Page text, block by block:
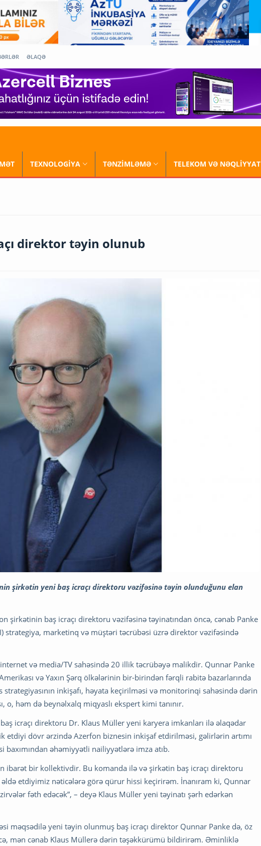
ƏLAQƏ
TEXNOLOGİYA TƏNZİMLƏMƏ TELEKOM VƏ NƏQLİYYAT
direktor təyin olunub
şirkətin yeni baş icraçı direktoru vəzifəsinə təyin olunduğunu elan
şirkətinin baş icraçı direktoru vəzifəsinə təyinatından öncə, cənab Panke
strategiya, marketinq və müştəri təcrübəsi üzrə direktor vəzifəsində
və media/TV sahəsində 20 illik təcrübəyə malikdir. Qunnar Panke
və Yaxın Şərq ölkələrinin bir-birindən fərqli rabitə bazarlarında
strategiyasının inkişafı, həyata keçirilməsi və monitorinqi sahəsində dərin
o, həm də beynəlxalq miqyaslı ekspert kimi tanınır.
icraçı direktoru Dr. Klaus Müller yeni karyera imkanları ilə əlaqədar
etdiyi dövr ərzində Azerfon biznesin inkişaf etdirilməsi, gəlirlərin artımı
əhəmiyyətli nailiyyətlərə imza atıb.
ibarət bir kollektivdir. Bu komanda ilə və şirkətin baş icraçı direktoru
əldə etdiyimiz nəticələrə görə qürur hissi keçirirəm. İnanıram ki, Qunnar
fəth edəcək”, – deyə Klaus Müller yeni təyinatı şərh edərkən
məqsədilə yeni təyin olunmuş baş icraçı direktor Qunnar Panke də, öz
mən cənab Klaus Müllerə dərin təşəkkürümü bildirirəm. Əminliklə